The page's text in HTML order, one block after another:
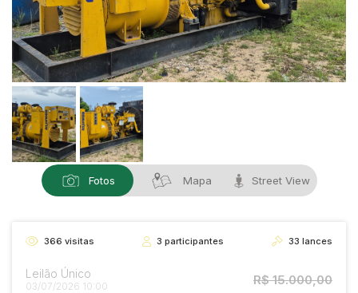
Fotos Mapa Street View
366 visitas 3 participantes 33 lances
Leilão Único
03/07/2026 10:00 R$ 15.000,00